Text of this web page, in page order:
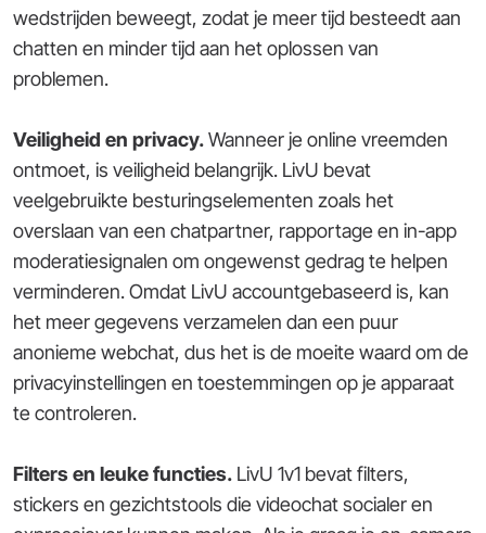
wedstrijden beweegt, zodat je meer tijd besteedt aan
chatten en minder tijd aan het oplossen van
problemen.
Veiligheid en privacy.Wanneer je online vreemden
ontmoet, is veiligheid belangrijk. LivU bevat
veelgebruikte besturingselementen zoals het
overslaan van een chatpartner, rapportage en in-app
moderatiesignalen om ongewenst gedrag te helpen
verminderen. Omdat LivU accountgebaseerd is, kan
het meer gegevens verzamelen dan een puur
anonieme webchat, dus het is de moeite waard om de
privacyinstellingen en toestemmingen op je apparaat
te controleren.
Filters en leuke functies. LivU 1v1 bevat filters,
stickers en gezichtstools die videochat socialer en